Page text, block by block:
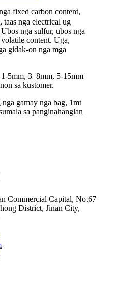
fixed carbon content,
taas nga electrical ug
nga sulfur, ubos nga
content. Uga,
gidak-on nga mga
5mm, 3–8mm, 5-15mm
sa kustomer.
gamay nga bag, 1mt
sa panginahanglan
Commercial Capital, No.67
District, Jinan City,